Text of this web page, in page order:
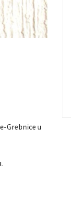
Grebnice u